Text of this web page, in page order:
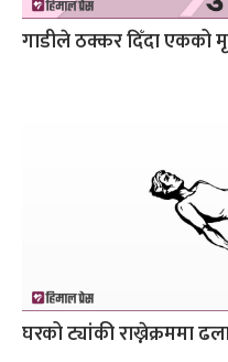
गाडीले ठक्कर दिँदा एकको
घरको ट्यांकी राख्नेक्रममा